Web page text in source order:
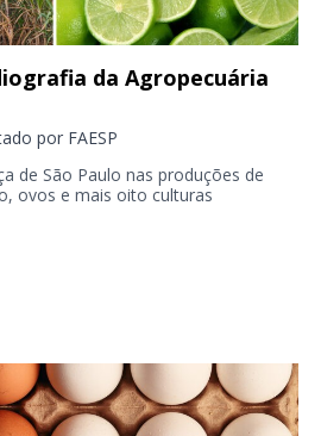
da Agropecuária
por FAESP
de São Paulo nas produções de
ovos e mais oito culturas